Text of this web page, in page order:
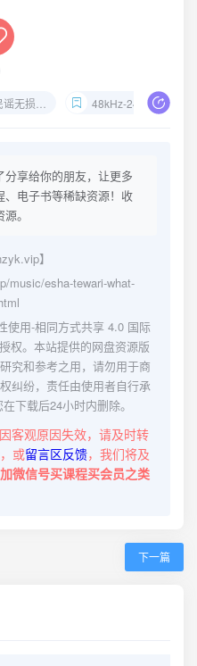
无损试音 48kHz-24bit网盘资源
享给你的朋友，让更多
、电子书等稀缺资源！收
。
】
music/esha-tewari-what-
使用-相同方式共享 4.0 国际
权。本站提供的网盘资源版
究和参考之用，请勿用于商
纠纷，责任由使用者自行承
下载后24小时内删除。
客观原因失效，请及时转
或留言区反馈，我们将及
微信号买课程买会员之类
下一篇